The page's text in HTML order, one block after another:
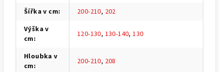
Šířka v cm: 200-210, 202
Výška v
cm: 120-130, 130-140,130
Hloubka v
cm: 200-210, 208